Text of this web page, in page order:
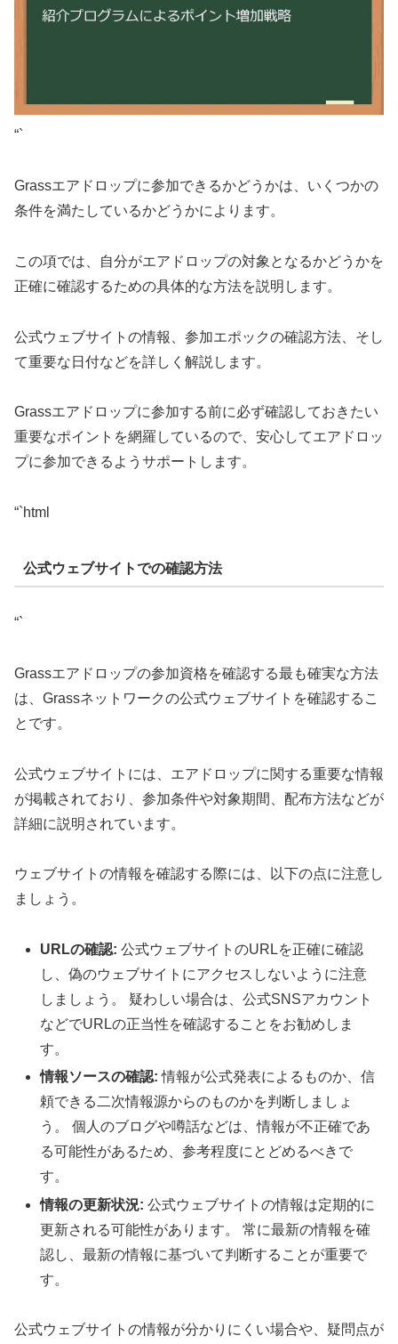
“`
Grassエアドロップに参加できるかどうかは、いくつかの
条件を満たしているかどうかによります。
この項では、自分がエアドロップの対象となるかどうかを
正確に確認するための具体的な方法を説明します。
公式ウェブサイトの情報、参加エポックの確認方法、そし
て重要な日付などを詳しく解説します。
Grassエアドロップに参加する前に必ず確認しておきたい
重要なポイントを網羅しているので、安心してエアドロッ
プに参加できるようサポートします。
“`html
公式ウェブサイトでの確認方法
“`
Grassエアドロップの参加資格を確認する最も確実な方法
は、Grassネットワークの公式ウェブサイトを確認するこ
とです。
公式ウェブサイトには、エアドロップに関する重要な情報
が掲載されており、参加条件や対象期間、配布方法などが
詳細に説明されています。
ウェブサイトの情報を確認する際には、以下の点に注意し
ましょう。
URLの確認: 公式ウェブサイトのURLを正確に確認
し、偽のウェブサイトにアクセスしないように注意
しましょう。 疑わしい場合は、公式SNSアカウント
などでURLの正当性を確認することをお勧めしま
す。
情報ソースの確認: 情報が公式発表によるものか、信
頼できる二次情報源からのものかを判断しましょ
う。 個人のブログや噂話などは、情報が不正確であ
る可能性があるため、参考程度にとどめるべきで
す。
情報の更新状況: 公式ウェブサイトの情報は定期的に
更新される可能性があります。 常に最新の情報を確
認し、最新の情報に基づいて判断することが重要で
す。
公式ウェブサイトの情報が分かりにくい場合や、疑問点が